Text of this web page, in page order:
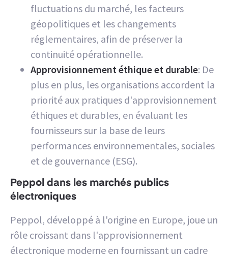
fluctuations du marché, les facteurs
géopolitiques et les changements
réglementaires, afin de préserver la
continuité opérationnelle.
Approvisionnement éthique et durable: De
plus en plus, les organisations accordent la
priorité aux pratiques d'approvisionnement
éthiques et durables, en évaluant les
fournisseurs sur la base de leurs
performances environnementales, sociales
et de gouvernance (ESG).
Peppol dans les marchés publics
électroniques
Peppol, développé à l'origine en Europe, joue un
rôle croissant dans l'approvisionnement
électronique moderne en fournissant un cadre